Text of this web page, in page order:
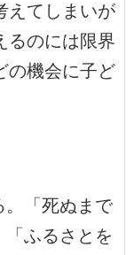
えてしまいが
るのには限界
の機会に子ど
。「死ぬまで
ふるさとを